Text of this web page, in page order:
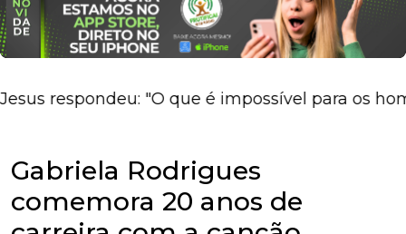
respondeu: "O que é impossível para os homens
Gabriela Rodrigues
comemora 20 anos de